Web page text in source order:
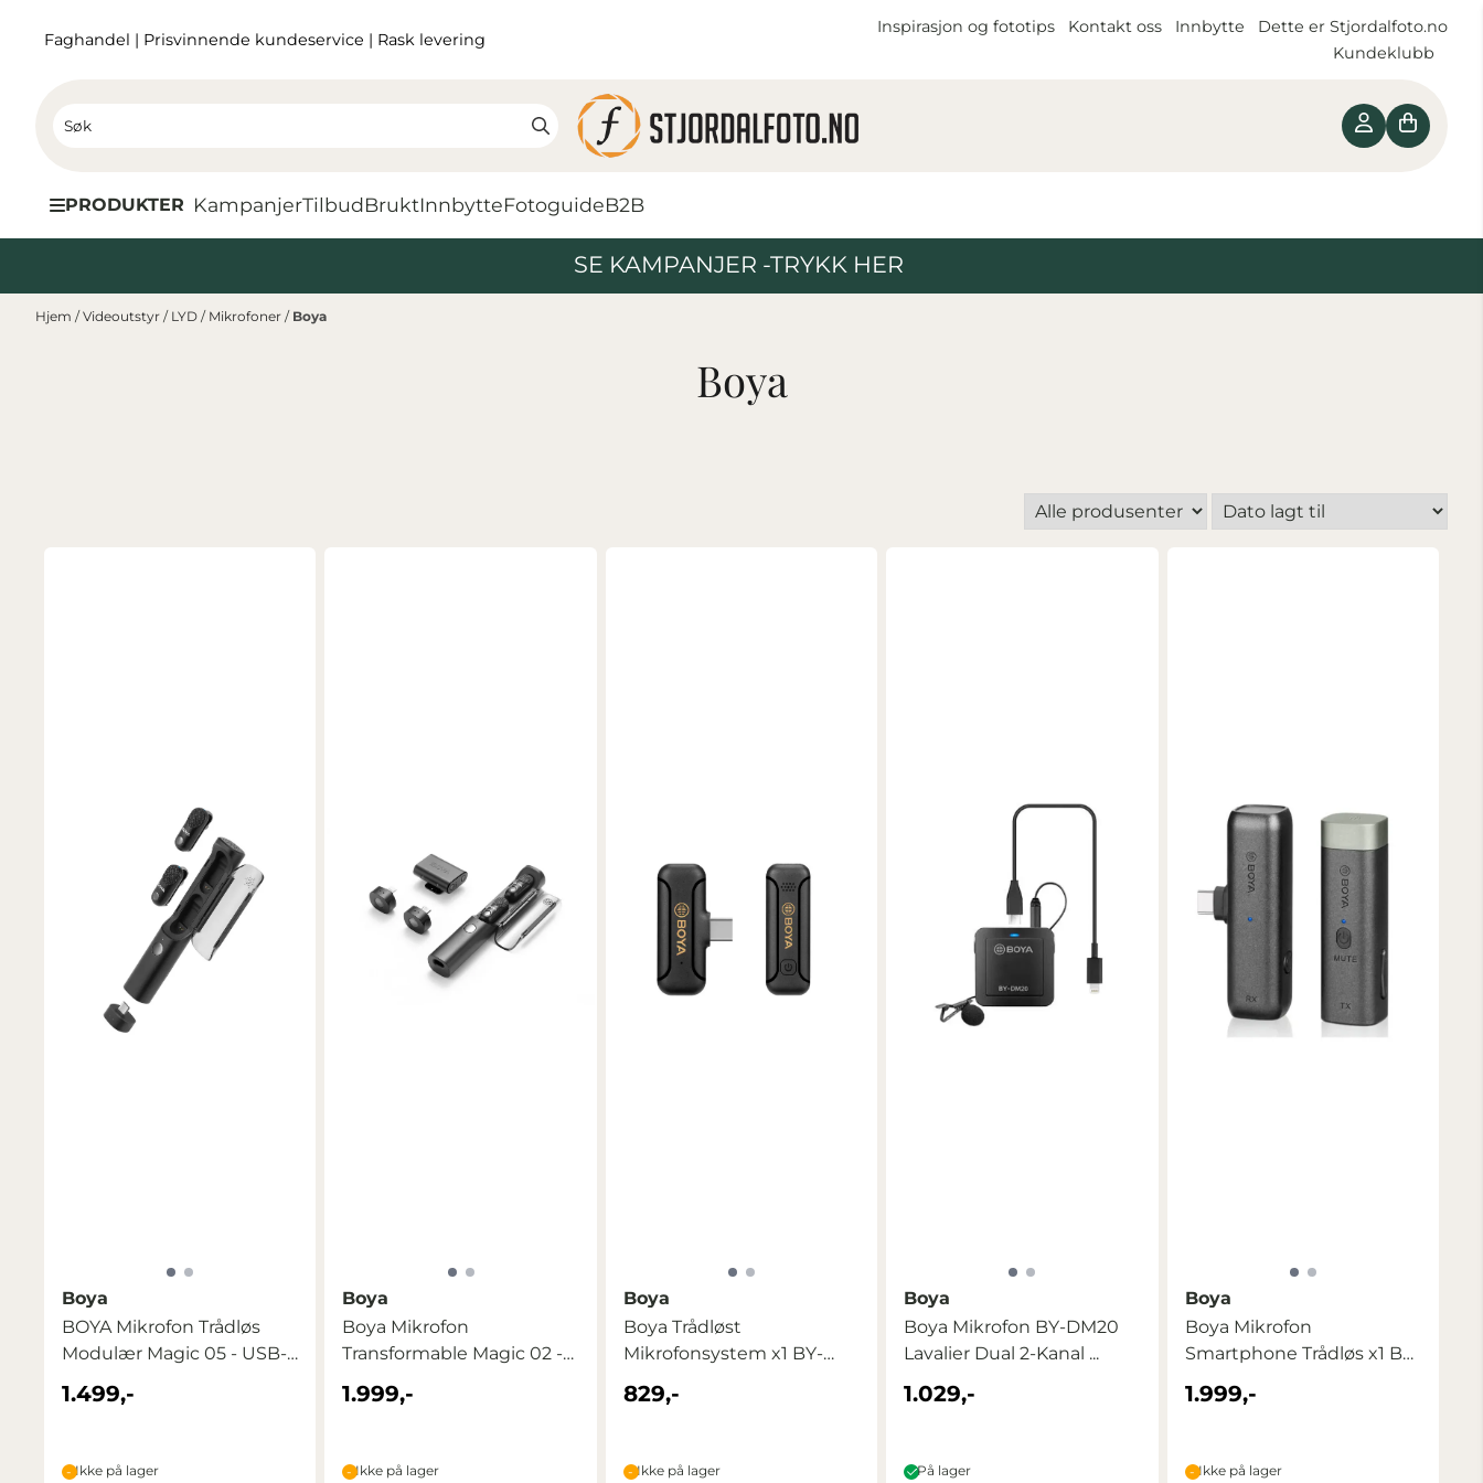
Faghandel | Prisvinnende kundeservice | Rask levering
Inspirasjon og fototips Kontakt oss Innbytte
Dette er Stjordalfoto.no
Kundeklubb
PRODUKTER KampanjerTilbudBruktInnbytteFotoguideB2B
SE KAMPANJER -TRYKK HER
Hjem /Videoutstyr / LYD / Mikrofoner / Boya
Boya
Boya
BOYA Mikrofon Trådløs
Modulær Magic 05 - USB-
1.499,-
Ikke på lager
Boya
Boya Mikrofon
Transformable Magic 02 -
USB-C, ...
1.999,-
Ikke på lager
Boya
Boya Trådløst
Mikrofonsystem x1 BY-
WM3 For USB-C
829,-
Ikke på lager
Boya
Boya Mikrofon BY-DM20
Lavalier Dual 2-Kanal ...
1.029,-
På lager
Boya
Boya Mikrofon
Smartphone Trådløs x1 BY-
WM3U USB-C
1.999,-
Ikke på lager